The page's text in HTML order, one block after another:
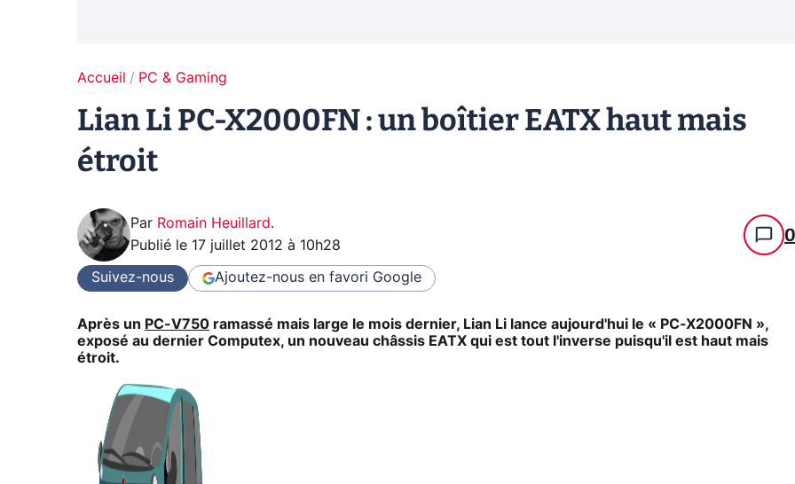
Accueil PC & Gaming
Lian Li PC-X2000FN : un boîtier EATX haut mais
étroit
Par Romain Heuillard.
Publié le 17 juillet 2012 à 10h28 0
Suivez-nous Ajoutez-nous en favori Google
Après un PC-V750 ramassé mais large le mois dernier, Lian Li lance aujourd'hui le « PC-X2000FN »,
exposé au dernier Computex, un nouveau châssis EATX qui est tout l'inverse puisqu'il est haut mais
étroit.